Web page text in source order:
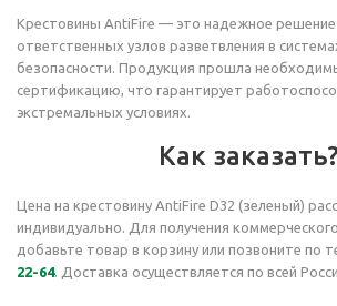
Крестовины AntiFire — это надежное решение
ответственных узлов разветвления в
безопасности. Продукция прошла
сертификацию, что гарантирует
экстремальных условиях.
Как заказать?
Цена на крестовину AntiFire D32 (зеленый)
индивидуально. Для получения
добавьте товар в корзину или позвоните по
22-64. Доставка осуществляется по всей